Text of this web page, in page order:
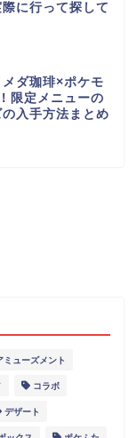
に行って探して
メダ珈琲×ポケモ
限定メニューの
入手方法まとめ
ミューズメント
コラボ
デザート
グルメ
ポット